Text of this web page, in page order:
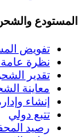
المستودع
تفويض
نظرة عامة
تقدير
معاينة
إنشاء
تتبع دولي
رصيد